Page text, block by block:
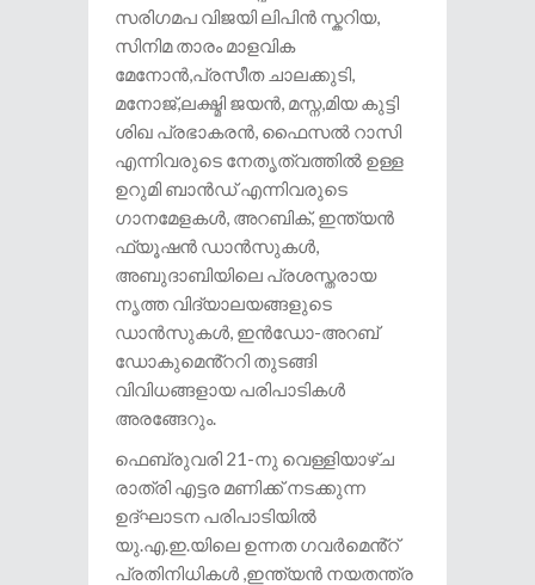
സരിഗമപ വിജയി ലിപിൻ സ്കറിയ,
സിനിമ താരം മാളവിക
മേനോൻ,പ്രസീത ചാലക്കുടി,
മനോജ്,ലക്ഷ്മി ജയൻ, മസ്ന,മിയ കുട്ടി
ശിഖ പ്രഭാകരൻ, ഫൈസൽ റാസി
എന്നിവരുടെ നേതൃത്വത്തിൽ ഉള്ള
ഉറുമി ബാൻഡ് എന്നിവരുടെ
ഗാനമേളകൾ, അറബിക്, ഇന്ത്യൻ
ഫ്യൂഷൻ ഡാൻസുകൾ,
അബുദാബിയിലെ പ്രശസ്തരായ
നൃത്ത വിദ്യാലയങ്ങളുടെ
ഡാൻസുകൾ, ഇൻഡോ-അറബ്
ഡോകുമെൻ്ററി തുടങ്ങി
വിവിധങ്ങളായ പരിപാടികൾ
അരങ്ങേറും.
ഫെബ്രുവരി 21-നു വെള്ളിയാഴ്ച
രാത്രി എട്ടര മണിക്ക് നടക്കുന്ന
ഉദ്ഘാടന പരിപാടിയിൽ
യു.എ.ഇ.യിലെ ഉന്നത ഗവർമെൻ്റ്
പ്രതിനിധികൾ ,ഇന്ത്യൻ നയതന്ത്ര